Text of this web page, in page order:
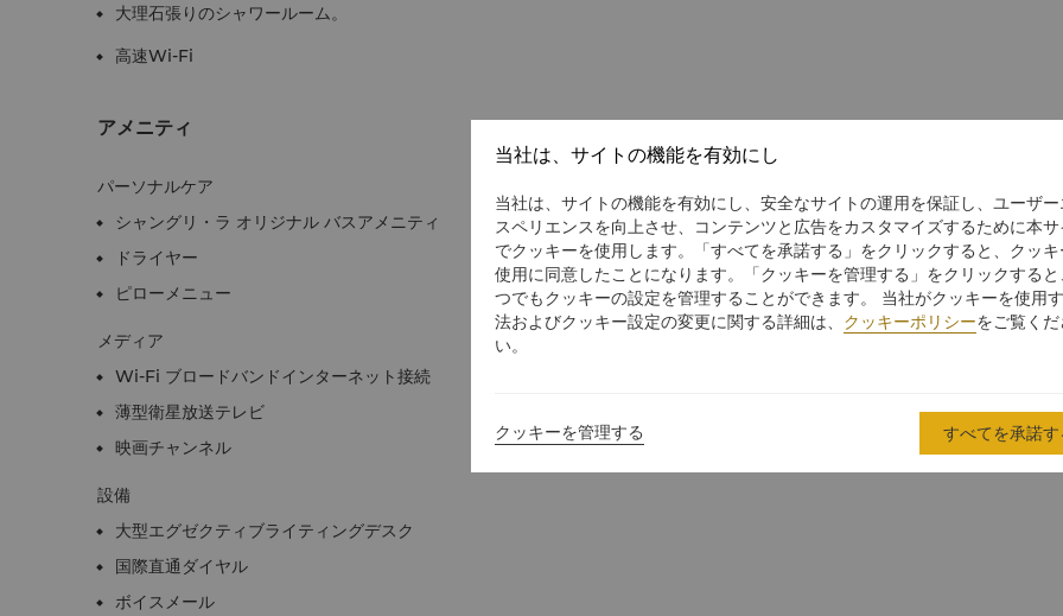
大理石張りのシャワールーム。
高速Wi-Fi
アメニティ
パーソナルケア
シャングリ・ラ オリジナル バスアメニティ
ドライヤー
ピローメニュー
メディア
Wi-Fi ブロードバンドインターネット接続
薄型衛星放送テレビ
映画チャンネル
設備
大型エグゼクティブライティングデスク
国際直通ダイヤル
ボイスメール
当社は、サイトの機能を有効にし
当社は、サイトの機能を有効にし、安全なサイトの運用を保証し、ユーザ
スペリエンスを向上させ、コンテンツと広告をカスタマイズするために本
でクッキーを使用します。「すべてを承諾する」をクリックすると、クッ
使用に同意したことになります。「クッキーを管理する」をクリックする
つでもクッキーの設定を管理することができます。 当社がクッキーを使用
法およびクッキー設定の変更に関する詳細は、 クッキーポリシーをご覧く
い。
クッキーを管理する すべてを承諾す